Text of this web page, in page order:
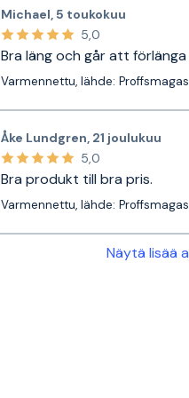
Michael, 5 toukokuu
5,0
Bra läng och går att förlänga
Varmennettu, lähde:
Åke Lundgren, 21 joulukuu
5,0
Bra produkt till bra pris.
Varmennettu, lähde:
Näytä lisää